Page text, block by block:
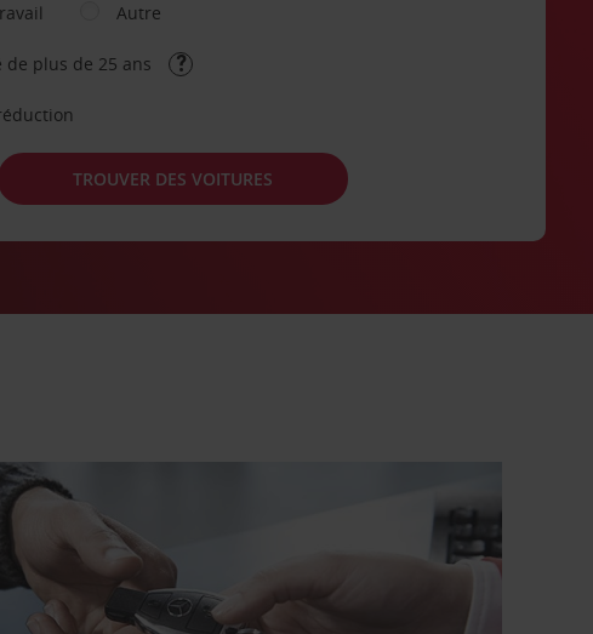
Autre
de plus de 25 ans
TROUVER DES VOITURES